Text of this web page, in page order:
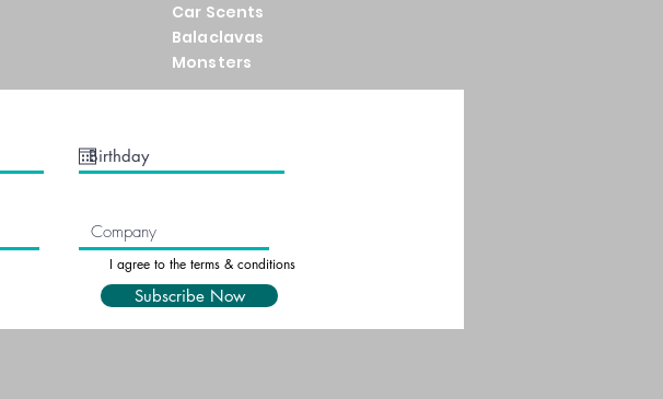
Car Scents
Balaclavas
Monsters
I agree to the terms & conditions
Subscribe Now